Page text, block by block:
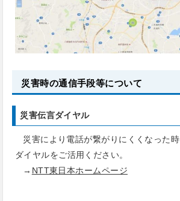
災害時の通信手段等について
災害伝言ダイヤル
災害により電話が繋がりにくくなった
ダイヤルをご活用ください。
→ NTT東日本ホームページ